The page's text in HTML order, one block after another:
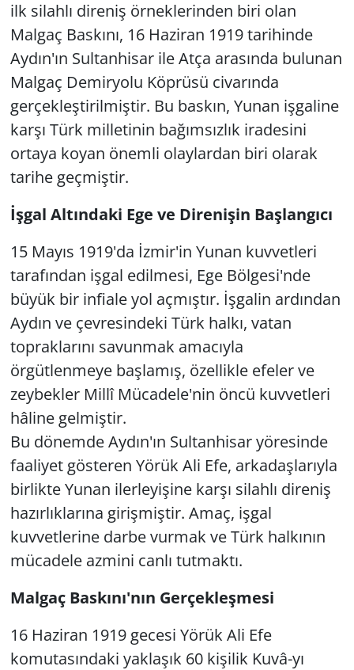
ilk silahlı direniş örneklerinden biri olan
Malgaç Baskını, 16 Haziran 1919 tarihinde
Aydın'ın Sultanhisar ile Atça arasında bulunan
Malgaç Demiryolu Köprüsü civarında
gerçekleştirilmiştir. Bu baskın, Yunan işgaline
karşı Türk milletinin bağımsızlık iradesini
ortaya koyan önemli olaylardan biri olarak
tarihe geçmiştir.
İşgal Altındaki Ege ve Direnişin Başlangıcı
15 Mayıs 1919'da İzmir'in Yunan kuvvetleri
tarafından işgal edilmesi, Ege Bölgesi'nde
büyük bir infiale yol açmıştır. İşgalin ardından
Aydın ve çevresindeki Türk halkı, vatan
topraklarını savunmak amacıyla
örgütlenmeye başlamış, özellikle efeler ve
zeybekler Millî Mücadele'nin öncü kuvvetleri
hâline gelmiştir.
Bu dönemde Aydın'ın Sultanhisar yöresinde
faaliyet gösteren Yörük Ali Efe, arkadaşlarıyla
birlikte Yunan ilerleyişine karşı silahlı direniş
hazırlıklarına girişmiştir. Amaç, işgal
kuvvetlerine darbe vurmak ve Türk halkının
mücadele azmini canlı tutmaktı.
Malgaç Baskını'nın Gerçekleşmesi
16 Haziran 1919 gecesi Yörük Ali Efe
komutasındaki yaklaşık 60 kişilik Kuvâ-yı
KÜLTÜR SANAT
MAGAZİN
POLİTİKA
RESMİ İLANLAR
SAĞLIK
SİYASET
SPOR
Yerel